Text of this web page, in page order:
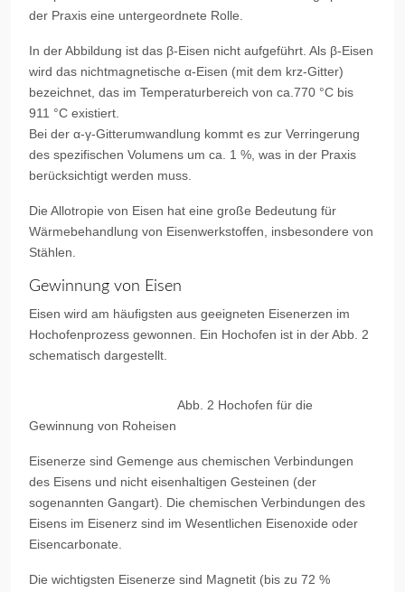
der Praxis eine untergeordnete Rolle.
In der Abbildung ist das β-Eisen nicht aufgeführt. Als β-Eisen
wird das nichtmagnetische α-Eisen (mit dem krz-Gitter)
bezeichnet, das im Temperaturbereich von ca.770 °C bis
911 °C existiert.
Bei der α-γ-Gitterumwandlung kommt es zur Verringerung
des spezifischen Volumens um ca. 1 %, was in der Praxis
berücksichtigt werden muss.
Die Allotropie von Eisen hat eine große Bedeutung für
Wärmebehandlung von Eisenwerkstoffen, insbesondere von
Stählen.
Gewinnung von Eisen
Eisen wird am häufigsten aus geeigneten Eisenerzen im
Hochofenprozess gewonnen. Ein Hochofen ist in der Abb. 2
schematisch dargestellt.
Abb. 2 Hochofen für die
Gewinnung von Roheisen
Eisenerze sind Gemenge aus chemischen Verbindungen
des Eisens und nicht eisenhaltigen Gesteinen (der
sogenannten Gangart). Die chemischen Verbindungen des
Eisens im Eisenerz sind im Wesentlichen Eisenoxide oder
Eisencarbonate.
Die wichtigsten Eisenerze sind Magnetit (bis zu 72 %